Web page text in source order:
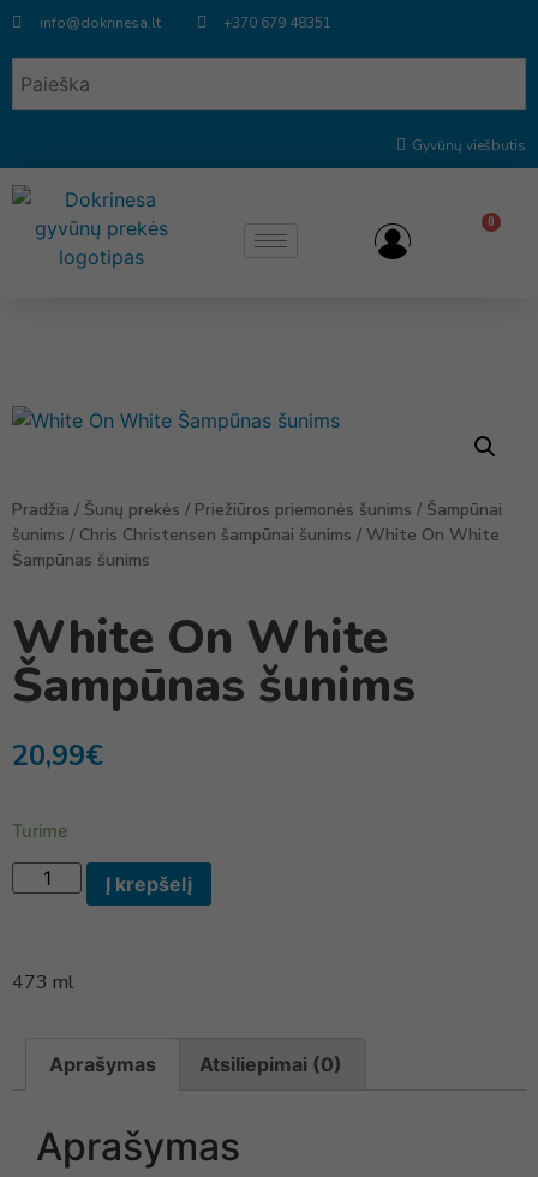
info@dokrinesa.lt +370 679 48351
Gyvūnų viešbutis
0
Pradžia / Šunų prekės / Priežiūros priemonės šunims / Šampūnai
šunims / Chris Christensen šampūnai šunims / White On White
Šampūnas šunims
White On White
Šampūnas šunims
20,99€
Turime
Į krepšelį
473 ml
Aprašymas Atsiliepimai (0)
Aprašymas